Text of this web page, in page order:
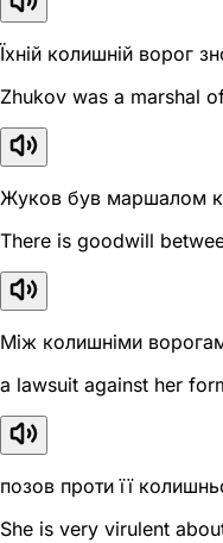
Їхній колишній ворог
Zhukov was a marshal
Жуков був маршалом
There is goodwill
Між колишніми
a lawsuit against her
позов проти її
She is very virulent